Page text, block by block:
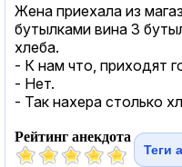
Жена приехала из
бутылками вина 3
хлеба.
- К нам что, приходят
- Нет.
- Так нахера столько
Рейтинг анекдота
Теги